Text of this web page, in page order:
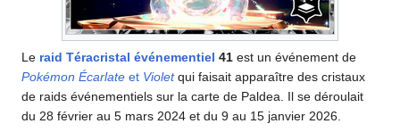
Le raid Téracristal événementiel 41 est un événement de
Pokémon Écarlate et Violetqui faisait apparaître des cristaux
de raids événementiels sur la carte de Paldea. Il se déroulait
du 28 février au 5 mars 2024 et du 9 au 15 janvier 2026.